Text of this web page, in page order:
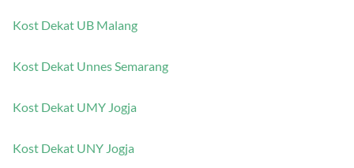
Kost Dekat UB Malang
Kost Dekat Unnes Semarang
Kost Dekat UMY Jogja
Kost Dekat UNY Jogja